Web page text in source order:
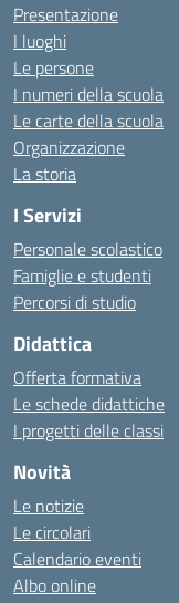
Presentazione
I luoghi
Le persone
I numeri della scuola
Le carte della scuola
Organizzazione
La storia
I Servizi
Personale scolastico
Famiglie e studenti
Percorsi di studio
Didattica
Offerta formativa
Le schede didattiche
I progetti delle classi
Novità
Le notizie
Le circolari
Calendario eventi
Albo online